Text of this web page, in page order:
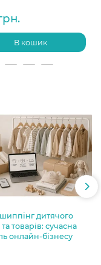
В кошик
дитячого
товарів: сучасна
онлайн-бізнесу